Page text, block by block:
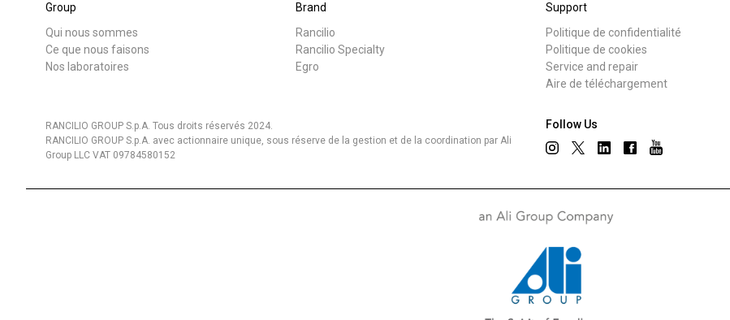
Group
Qui nous sommes
Ce que nous faisons
Nos laboratoires
Brand
Rancilio
Rancilio Specialty
Egro
Support
Politique de confidentialité
Politique de cookies
Service and repair
Aire de téléchargement
Follow Us
RANCILIO GROUP S.p.A. Tous droits réservés 2024.
RANCILIO GROUP S.p.A. avec actionnaire unique, sous réserve de la gestion et de la coordination par Ali
Group LLC VAT 09784580152
Toutes Produits Nouvelles
Travaille avec nous